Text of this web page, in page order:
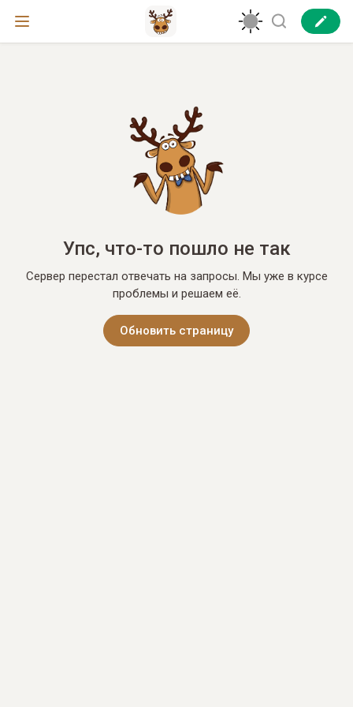
Упс, что-то пошло не так
Сервер перестал отвечать на запросы. Мы уже в курсе
проблемы и решаем её.
Обновить страницу